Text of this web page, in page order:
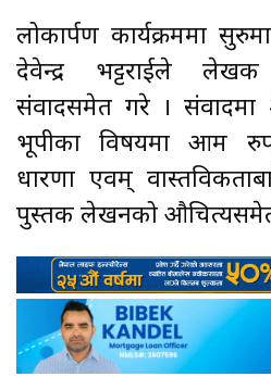
लोकार्पण कार्यक्रममा
देवेन्द्र भट्टराईले
संवादसमेत गरे ।
भूपीका विषयमा आम
धारणा एवम्
पुस्तक लेखनको औचित्यसमेत